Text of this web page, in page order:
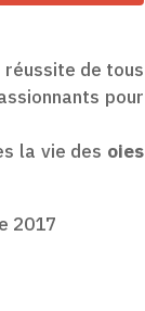
de tous
pour
la vie des oies
2017